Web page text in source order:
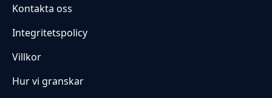
Kontakta oss
Integritetspolicy
Villkor
Hur vi granskar